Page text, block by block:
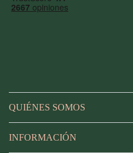
QUIÉNES SOMOS
INFORMACIÓN